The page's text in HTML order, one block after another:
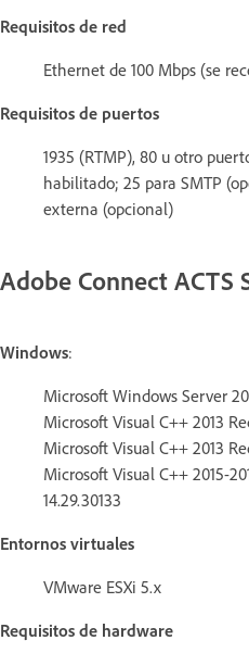
Requisitos de red
Ethernet de 100 Mbps (se
Requisitos de puertos
1935 (RTMP), 80 u otro
habilitado; 25 para SMTP
externa (opcional)
Adobe Connect ACTS
Windows:
Microsoft Windows Server
Microsoft Visual C++ 2013
Microsoft Visual C++ 2013
Microsoft Visual C++ 2015-
14.29.30133
Entornos virtuales
VMware ESXi 5.x
Requisitos de hardware